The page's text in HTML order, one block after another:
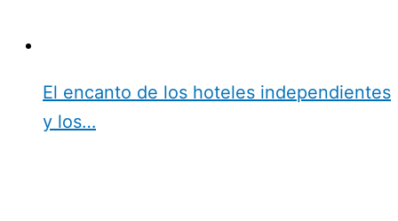
El encanto de los hoteles independientes
y los…